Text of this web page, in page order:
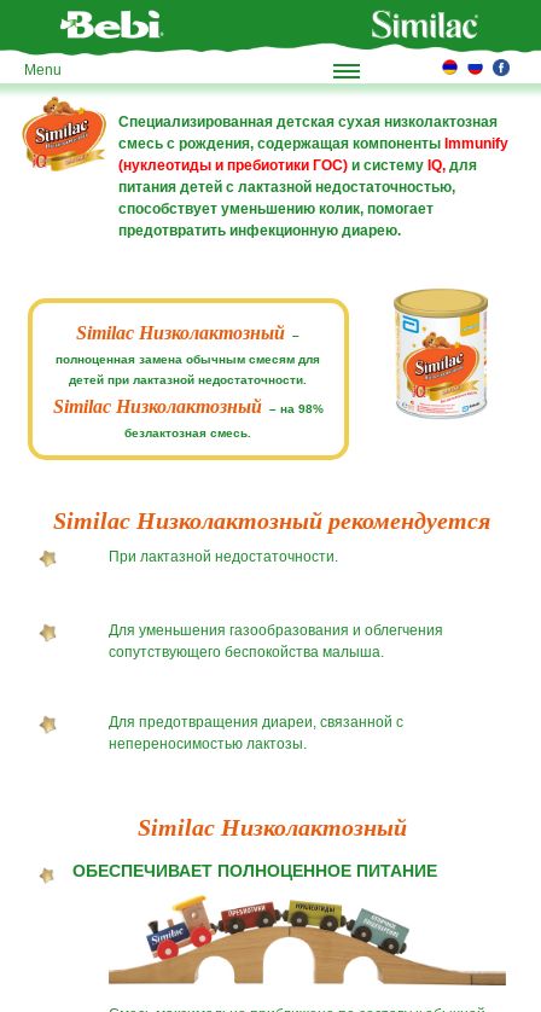
Menu
Специализированная детская сухая низколактозная
смесь с рождения, содержащая компонентыImmunify
(нуклеотиды и пребиотики ГОС) и системуIQ, для
питания детей с лактазной недостаточностью,
способствует уменьшению колик, помогает
предотвратить инфекционную диарею.
Similac Низколактозный –
полноценная замена обычным смесям для
детей при лактазной недостаточности.
Similac Низколактозный– на 98%
безлактозная смесь.
Similac Низколактозный рекомендуется
При лактазной недостаточности.
Для уменьшения газообразования и облегчения
сопутствующего беспокойства малыша.
Для предотвращения диареи, связанной с
непереносимостью лактозы.
Similac Низколактозный
ОБЕСПЕЧИВАЕТ ПОЛНОЦЕННОЕ ПИТАНИЕ